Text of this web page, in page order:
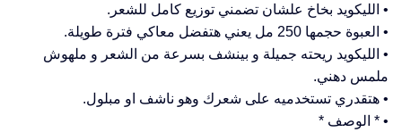
• الليكويد بخاخ علشان تضمني توزيع كامل للشعر.
• العبوة حجمها 250 مل يعني هتفضل معاكي فترة طويلة.
• الليكويد ريحته جميلة و بينشف بسرعة من الشعر و ملهوش
ملمس دهني.
• هتقدري تستخدميه على شعرك وهو ناشف او مبلول.
• * الوصف *